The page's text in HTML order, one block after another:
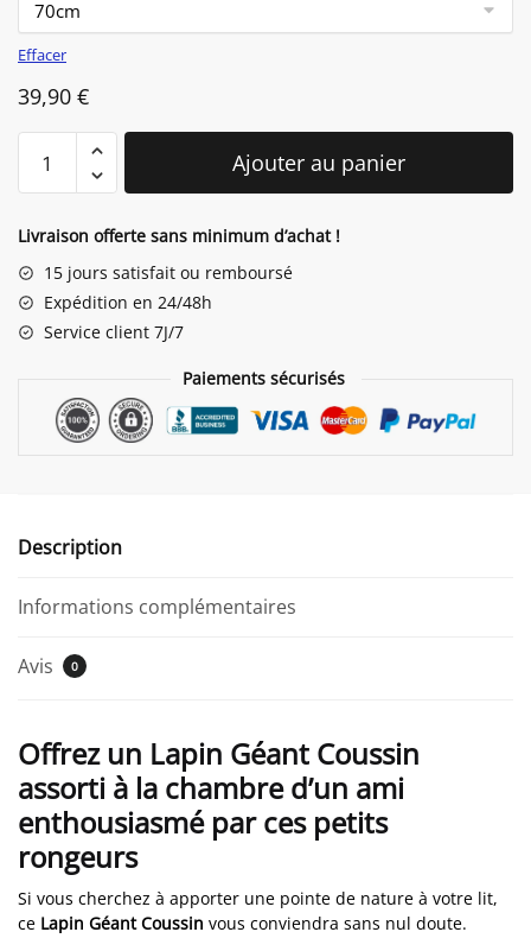
Effacer
39,90 €
Géant
Ajouter au panier
Livraison offerte sans minimum d’achat !
15 jours satisfait ou remboursé
Expédition en 24/48h
Service client 7J/7
Paiements sécurisés
Description
Informations complémentaires
Avis 0
Offrez un Lapin Géant Coussin
assorti à la chambre d’un ami
enthousiasmé par ces petits
rongeurs
Si vous cherchez à apporter une pointe de nature à votre lit,
ce Lapin Géant Coussin vous conviendra sans nul doute.